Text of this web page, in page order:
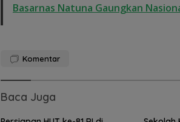
Basarnas Natuna Gaungkan
Komentar
Baca Juga